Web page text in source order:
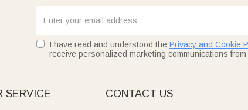
I have read and understood the Privacy and Cookie
receive personalized marketing communications from
SERVICE CONTACT US